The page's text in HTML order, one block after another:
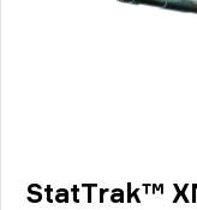
StatTrak™